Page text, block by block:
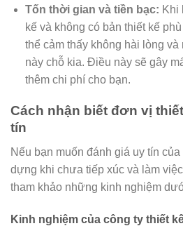
Tốn thời gian và tiền bạc: Khi
kế và không có bản thiết kế
thể cảm thấy không hài lòng
này chỗ kia. Điều này sẽ gây
thêm chi phí cho bạn.
Cách nhận biết đơn vị
tín
Nếu bạn muốn đánh giá uy tín
dựng khi chưa tiếp xúc và làm
tham khảo những kinh nghiệm
Kinh nghiệm của công ty thiết